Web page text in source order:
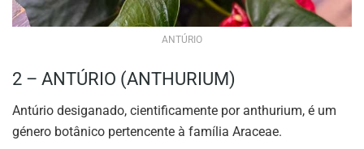
ANTÚRIO
2 – ANTÚRIO (ANTHURIUM)
Antúrio desiganado, cientificamente por anthurium, é um
género botânico pertencente à família Araceae.